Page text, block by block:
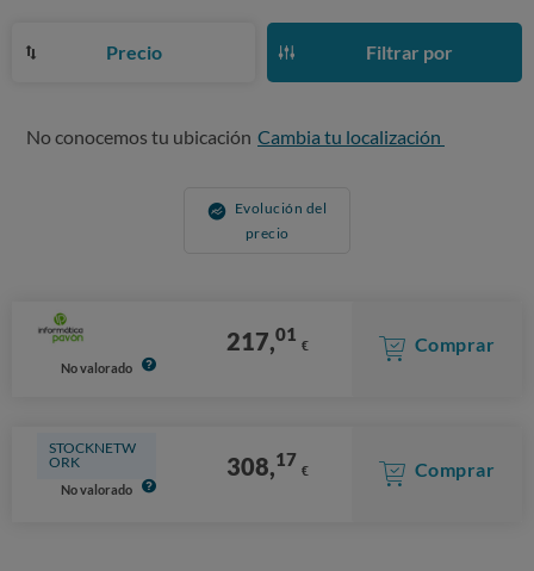
Precio Filtrar por
No conocemos tu ubicación Cambia tu localización
Evolución del
precio
No valorado
217,01 € Comprar
STOCKNETW
ORK
No valorado
308,17 € Comprar